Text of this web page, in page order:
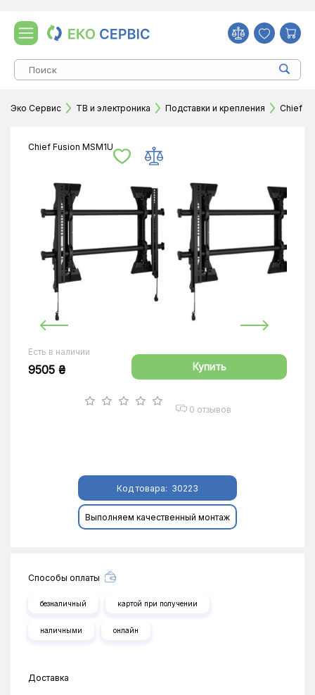
Эко Сервис ТВ и электроника Подставки и крепления Chief
Chief Fusion MSM1U
Есть в наличии
9505 ₴ Купить
0 отзывов
Код товара: 30223
Выполняем качественный монтаж
Способы оплаты
безналичный картой при получении
наличными онлайн
Доставка